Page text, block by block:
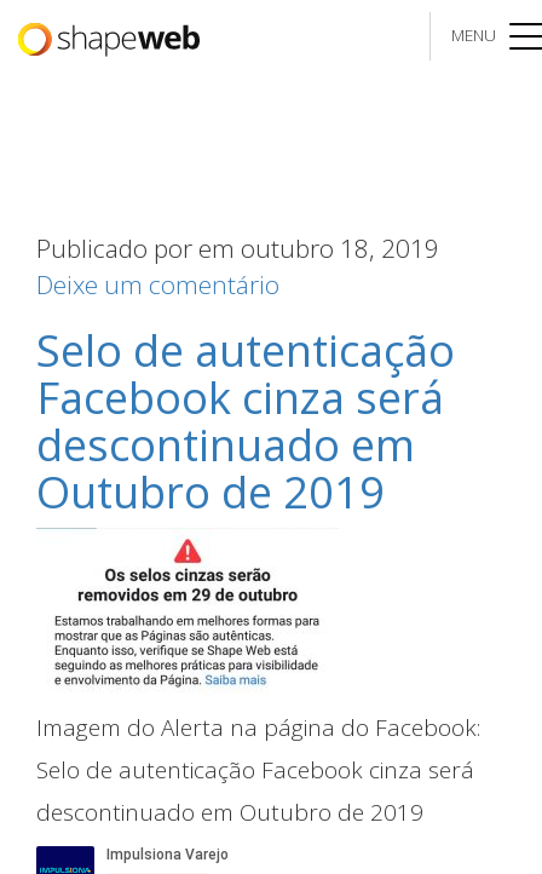
MENU
Publicado por em outubro 18, 2019
Deixe um comentário
Selo de autenticação
Facebook cinza será
descontinuado em
Outubro de 2019
Imagem do Alerta na página do Facebook:
Selo de autenticação Facebook cinza será
descontinuado em Outubro de 2019